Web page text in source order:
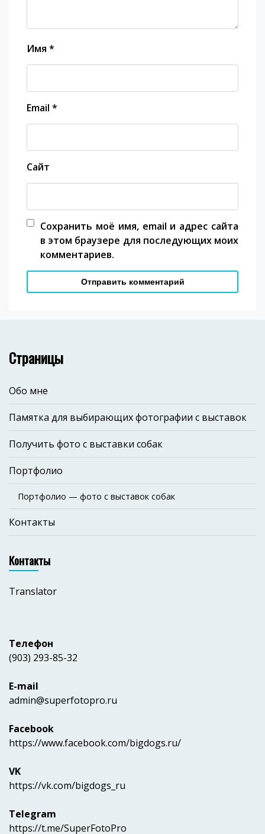
Имя *
Email *
Сайт
Сохранить моё имя, email и адрес сайта
в этом браузере для последующих моих
комментариев.
Страницы
Обо мне
Памятка для выбирающих фотографии с выставок
Получить фото с выставки собак
Портфолио
Портфолио — фото с выставок собак
Контакты
Контакты
Translator
Телефон
(903) 293-85-32
E-mail
admin@superfotopro.ru
Facebook
https://www.facebook.com/bigdogs.ru/
VK
https://vk.com/bigdogs_ru
Telegram
https://t.me/SuperFotoPro